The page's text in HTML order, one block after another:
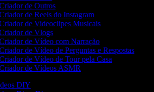
de Outros
de Reels do Instagram
de Videoclipes Musicais
de Vlogs
de Vídeo com Narração
de Vídeo de Perguntas e Respostas
de Vídeo de Tour pela Casa
de Vídeos ASMR
DIY